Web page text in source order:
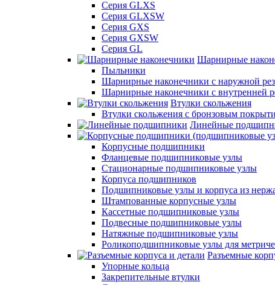
Серия GLXS
Серия GLXSW
Серия GXS
Серия GXSW
Серия GL
Шарнирные
Пыльники
Шарнирные наконечники с наружной
Шарнирные наконечники с внутренней
Втулки скольжения
Втулки скольжения с бронзовым
Линейные
Корпусные подшипники
Фланцевые подшипниковые узлы
Стационарные подшипниковые узлы
Корпуса подшипников
Подшипниковые узлы и корпуса из
Штампованные корпусные узлы
Кассетные подшипниковые узлы
Подвесные подшипниковые узлы
Натяжные подшипниковые узлы
Роликоподшипниковые узлы для
Разъемные
Упорные кольца
Закрепительные втулки